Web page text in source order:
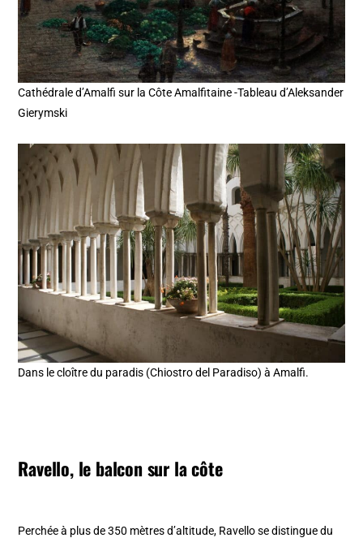
Cathédrale d’Amalfi sur la Côte Amalfitaine -Tableau d’Aleksander
Gierymski
Dans le cloître du paradis (Chiostro del Paradiso) à Amalfi.
Ravello, le balcon sur la côte
Perchée à plus de 350 mètres d’altitude, Ravello se distingue du